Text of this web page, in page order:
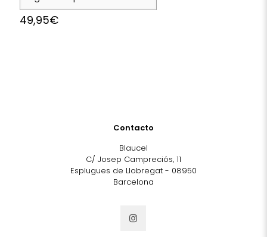
49,95€
Contacto
Blaucel
C/ Josep Campreciós, 11
Esplugues de Llobregat - 08950
Barcelona